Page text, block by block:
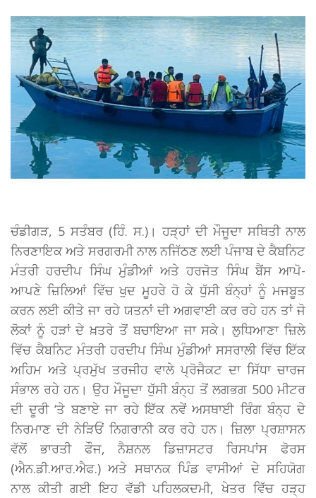
ਚੰਡੀਗੜ, 5 ਸਤੰਬਰ (ਹਿੰ. ਸ.)। ਹੜ੍ਹਾਂ ਦੀ ਮੌਜੂਦਾ ਸਥਿਤੀ ਨਾਲ
ਨਿਰਣਾਇਕ ਅਤੇ ਸਰਗਰਮੀ ਨਾਲ ਨਜਿੱਠਣ ਲਈ ਪੰਜਾਬ ਦੇ ਕੈਬਨਿਟ
ਮੰਤਰੀ ਹਰਦੀਪ ਸਿੰਘ ਮੁੰਡੀਆਂ ਅਤੇ ਹਰਜੋਤ ਸਿੰਘ ਬੈਂਸ ਆਪੋ-
ਆਪਣੇ ਜ਼ਿਲਿਆਂ ਵਿੱਚ ਖੁਦ ਮੂਹਰੇ ਹੋ ਕੇ ਧੁੱਸੀ ਬੰਨ੍ਹਾਂ ਨੂੰ ਮਜਬੂਤ
ਕਰਨ ਲਈ ਕੀਤੇ ਜਾ ਰਹੇ ਯਤਨਾਂ ਦੀ ਅਗਵਾਈ ਕਰ ਰਹੇ ਹਨ ਤਾਂ ਜੋ
ਲੋਕਾਂ ਨੂੰ ਹੜਾਂ ਦੇ ਖ਼ਤਰੇ ਤੋਂ ਬਚਾਇਆ ਜਾ ਸਕੇ। ਲੁਧਿਆਣਾ ਜ਼ਿਲੇ
ਵਿੱਚ ਕੈਬਨਿਟ ਮੰਤਰੀ ਹਰਦੀਪ ਸਿੰਘ ਮੁੰਡੀਆਂ ਸਸਰਾਲੀ ਵਿੱਚ ਇੱਕ
ਅਹਿਮ ਅਤੇ ਪ੍ਰਮੁੱਖ ਤਰਜੀਹ ਵਾਲੇ ਪ੍ਰੋਜੈਕਟ ਦਾ ਸਿੱਧਾ ਚਾਰਜ
ਸੰਭਾਲ ਰਹੇ ਹਨ। ਉਹ ਮੌਜੂਦਾ ਧੁੱਸੀ ਬੰਨ੍ਹ ਤੋਂ ਲਗਭਗ 500 ਮੀਟਰ
ਦੀ ਦੂਰੀ ‘ਤੇ ਬਣਾਏ ਜਾ ਰਹੇ ਇੱਕ ਨਵੇਂ ਅਸਥਾਈ ਰਿੰਗ ਬੰਨ੍ਹ ਦੇ
ਨਿਰਮਾਣ ਦੀ ਨੇੜਿਓਂ ਨਿਗਰਾਨੀ ਕਰ ਰਹੇ ਹਨ। ਜ਼ਿਲਾ ਪ੍ਰਸ਼ਾਸਨ
ਵੱਲੋਂ ਭਾਰਤੀ ਫੌਜ, ਨੈਸ਼ਨਲ ਡਿਜ਼ਾਸਟਰ ਰਿਸਪਾਂਸ ਫੋਰਸ
(ਐਨ.ਡੀ.ਆਰ.ਐਫ.) ਅਤੇ ਸਥਾਨਕ ਪਿੰਡ ਵਾਸੀਆਂ ਦੇ ਸਹਿਯੋਗ
ਨਾਲ ਕੀਤੀ ਗਈ ਇਹ ਵੱਡੀ ਪਹਿਲਕਦਮੀ, ਖੇਤਰ ਵਿੱਚ ਹੜ੍ਹ